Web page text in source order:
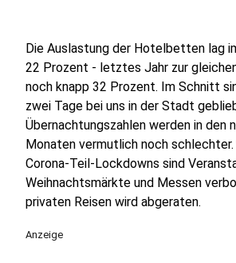
Die Auslastung der Hotelbetten lag
22 Prozent - letztes Jahr zur
noch knapp 32 Prozent. Im Schnitt
zwei Tage bei uns in der Stadt
Übernachtungszahlen werden in den
Monaten vermutlich noch schlechter.
Corona-Teil-Lockdowns sind
Weihnachtsmärkte und Messen
privaten Reisen wird abgeraten.
Anzeige